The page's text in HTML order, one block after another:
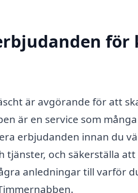
är avgörande för att
är en service som
erbjudanden innan du
tjänster, och säkerställa
anledningar till varför